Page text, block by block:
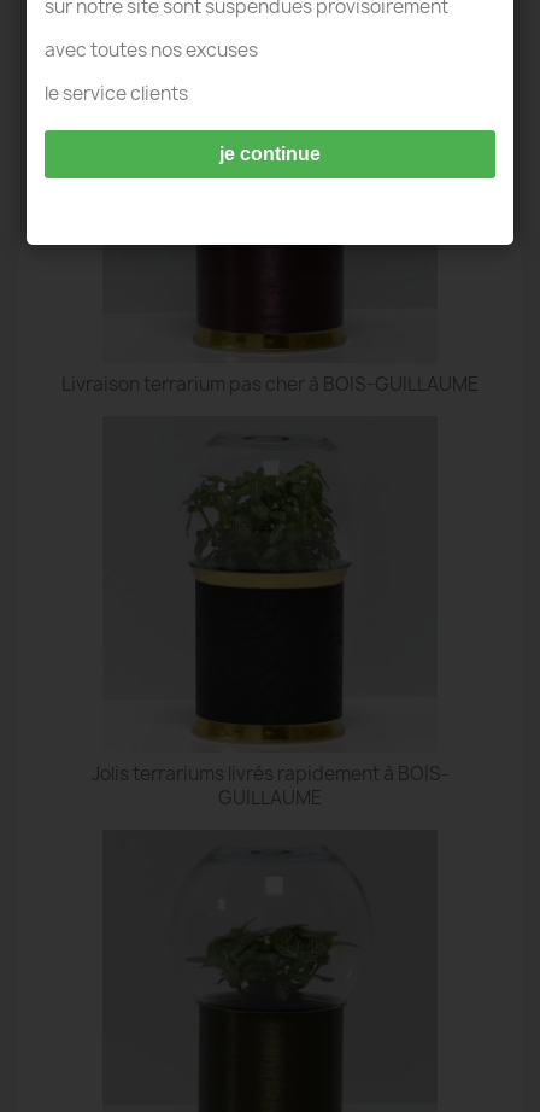
TERRARIUM BOIS-GUILLAUME
Livraison terrarium pas cher à BOIS-GUILLAUME
Jolis terrariums livrés rapidement à BOIS-
GUILLAUME
sur notre site sont suspendues provisoirement
avec toutes nos excuses
le service clients
je continue